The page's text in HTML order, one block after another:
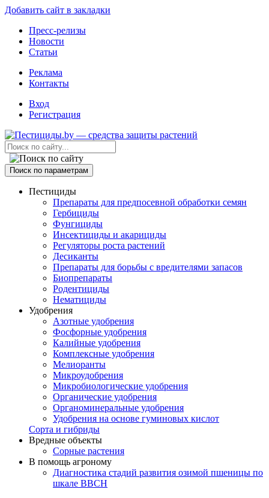
Добавить сайт в закладки
Пресс-релизы
Новости
Статьи
Реклама
Контакты
Вход
Регистрация
Поиск по параметрам
Пестициды
Препараты для предпосевной обработки семян
Гербициды
Фунгициды
Инсектициды и акарициды
Регуляторы роста растений
Десиканты
Препараты для борьбы с вредителями запасов
Биопрепараты
Родентициды
Нематициды
Удобрения
Азотные удобрения
Фосфорные удобрения
Калийные удобрения
Комплексные удобрения
Мелиоранты
Микроудобрения
Микробиологические удобрения
Органические удобрения
Органоминеральные удобрения
Удобрения на основе гуминовых кислот
Сорта и гибриды
Вредные объекты
Сорные растения
В помощь агроному
Диагностика стадий развития озимой пшеницы по
шкале ВВСН